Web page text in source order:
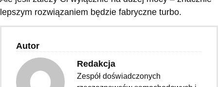
lepszym rozwiązaniem będzie fabryczne turbo.
Autor
Redakcja
Zespół doświadczonych